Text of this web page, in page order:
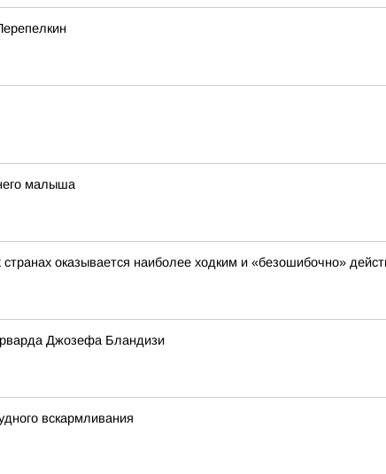
малыша
оказывается наиболее ходким и «безошибочно»
Джозефа Бландизи
вскармливания